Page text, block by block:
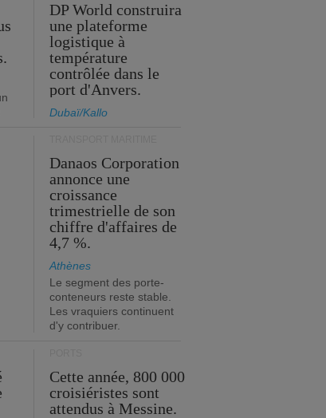
DP World construira
une plateforme
logistique à
température
contrôlée dans le
port d'Anvers.
Dubaï/Kallo
Danaos Corporation
annonce une
croissance
trimestrielle de son
chiffre d'affaires de
4,7 %.
Athènes
Le segment des porte-
conteneurs reste stable.
Les vraquiers continuent
d'y contribuer.
Cette année, 800 000
croisiéristes sont
attendus à Messine.